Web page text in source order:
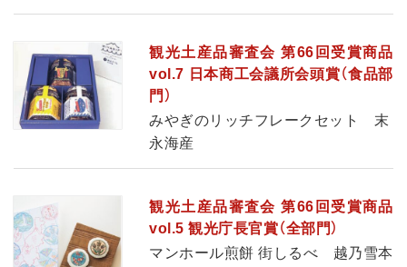
観光土産品審査会 第66回受賞商品
vol.7 日本商工会議所会頭賞（食品部
門）
みやぎのリッチフレークセット 末
永海産
観光土産品審査会 第66回受賞商品
vol.5 観光庁長官賞（全部門）
マンホール煎餅 街しるべ 越乃雪本